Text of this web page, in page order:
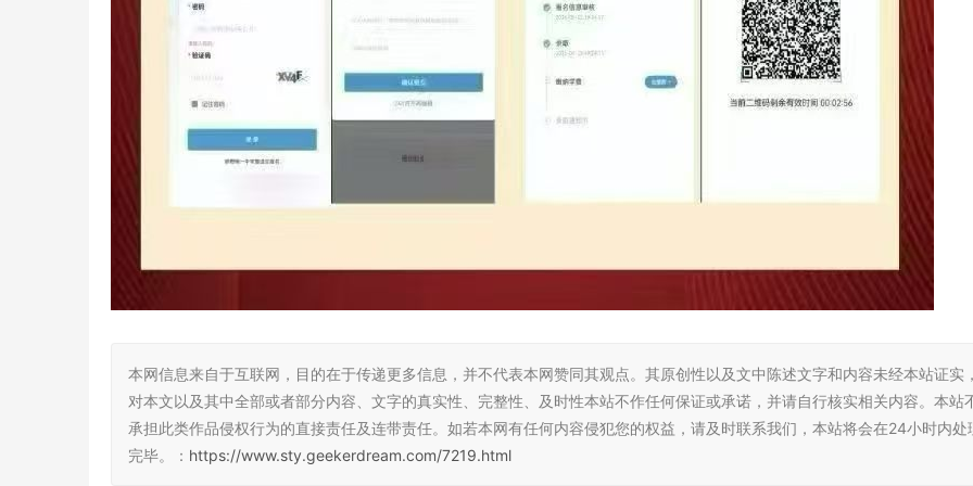
本网信息来自于互联网，目的在于传递更多信息，并不代表本网赞同其观点。其原创性以及文中陈述文字和内容未经本站证实，
对本文以及其中全部或者部分内容、文字的真实性、完整性、及时性本站不作任何保证或承诺，并请自行核实相关内容。本站
承担此类作品侵权行为的直接责任及连带责任。如若本网有任何内容侵犯您的权益，请及时联系我们，本站将会在24小时内处
完毕。： https://www.sty.geekerdream.com/7219.html